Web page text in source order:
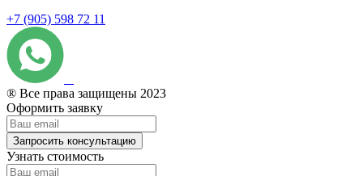
+7 (905) 598 72 11
® Все права защищены 2023
Оформить заявку
Запросить консультацию
Узнать стоимость